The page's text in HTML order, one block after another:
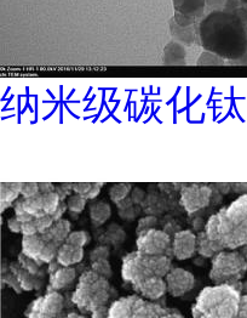
纳米级碳化钛